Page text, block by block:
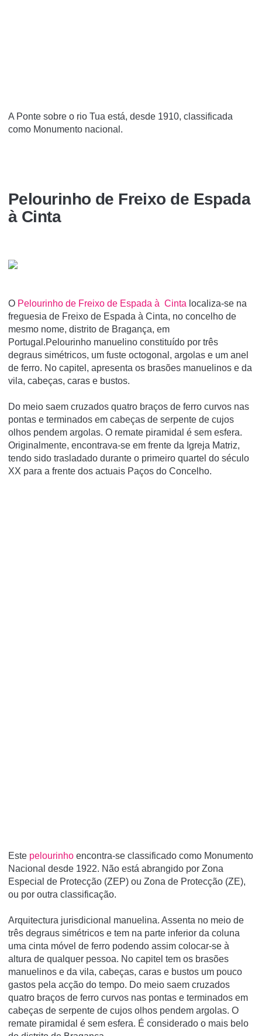
A Ponte sobre o rio Tua está, desde 1910, classificada
como Monumento nacional.
Pelourinho de Freixo de Espada
à Cinta
O Pelourinho de Freixo de Espada à Cinta localiza-se na
freguesia de Freixo de Espada à Cinta, no concelho de
mesmo nome, distrito de Bragança, em
Portugal.Pelourinho manuelino constituído por três
degraus simétricos, um fuste octogonal, argolas e um anel
de ferro. No capitel, apresenta os brasões manuelinos e da
vila, cabeças, caras e bustos.
Do meio saem cruzados quatro braços de ferro curvos nas
pontas e terminados em cabeças de serpente de cujos
olhos pendem argolas. O remate piramidal é sem esfera.
Originalmente, encontrava-se em frente da Igreja Matriz,
tendo sido trasladado durante o primeiro quartel do século
XX para a frente dos actuais Paços do Concelho.
Este pelourinho encontra-se classificado como Monumento
Nacional desde 1922. Não está abrangido por Zona
Especial de Protecção (ZEP) ou Zona de Protecção (ZE),
ou por outra classificação.
Arquitectura jurisdicional manuelina. Assenta no meio de
três degraus simétricos e tem na parte inferior da coluna
uma cinta móvel de ferro podendo assim colocar-se à
altura de qualquer pessoa. No capitel tem os brasões
manuelinos e da vila, cabeças, caras e bustos um pouco
gastos pela acção do tempo. Do meio saem cruzados
quatro braços de ferro curvos nas pontas e terminados em
cabeças de serpente de cujos olhos pendem argolas. O
remate piramidal é sem esfera. É considerado o mais belo